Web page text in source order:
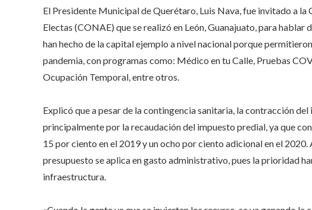
sus
finanzas
El Presidente Municipal de Querétaro, Luis Nava, fue invitado a
Electas (CONAE) que se realizó en León, Guanajuato, para hablar
han hecho de la capital ejemplo a nivel nacional porque
pandemia, con programas como: Médico en tu Calle, Pruebas
Ocupación Temporal, entre otros.
Explicó que a pesar de la contingencia sanitaria, la contracción
principalmente por la recaudación del impuesto predial, ya que
15 por ciento en el 2019 y un ocho por ciento adicional en el
presupuesto se aplica en gasto administrativo, pues la prioridad
infraestructura.